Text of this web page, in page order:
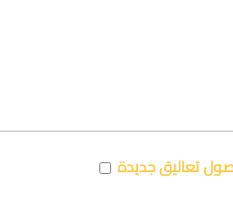
تعاليق جديدة